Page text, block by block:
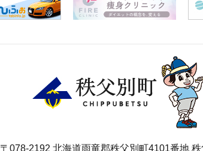
〒078-2192 北海道雨竜郡秩父別町4101番地